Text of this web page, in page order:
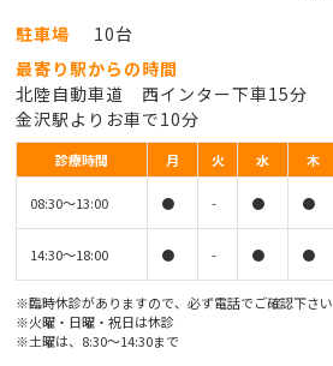
駐車場
10台
最寄り駅からの時間
北陸自動車道 西インター下車15分
金沢駅よりお車で10分
診療時間 月 火 水 木
08:30〜13:00 ● - ● ●
14:30〜18:00 ● - ● ●
※臨時休診がありますので、必ず電話でご確認下さい
※火曜・日曜・祝日は休診
※土曜は、8:30〜14:30まで